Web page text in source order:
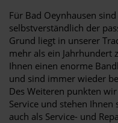
Für Bad Oeynhausen
selbstverständlich der
Grund liegt in unserer
mehr als ein Jahrhundert
Ihnen einen enorme
und sind immer wieder
Des Weiteren punkten
Service und stehen
auch als Service- und